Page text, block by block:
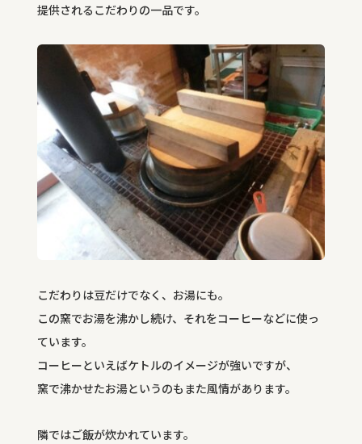
提供されるこだわりの一品です。
こだわりは豆だけでなく、お湯にも。
この窯でお湯を沸かし続け、それをコーヒーなどに使っ
ています。
コーヒーといえばケトルのイメージが強いですが、
窯で沸かせたお湯というのもまた風情があります。
隣ではご飯が炊かれています。